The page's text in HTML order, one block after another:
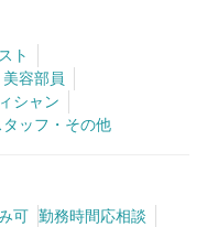
ト
容部員
シャン
ッフ・その他
可 勤務時間応相談